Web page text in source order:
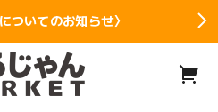
ついてのお知らせ〉